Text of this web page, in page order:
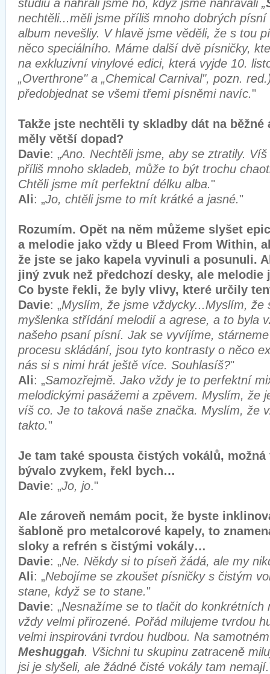
studiu a nahráli jsme ho, když jsme nahrávali „
nechtěli...měli jsme příliš mnoho dobrých
album nevešliy. V hlavě jsme věděli, že s tou
něco speciálního. Máme další dvě písničky,
na exkluzivní vinylové edici, která vyjde 10.
„Overthrone" a „Chemical Carnival", pozn.
předobjednat se všemi třemi písněmi navíc."
Takže jste nechtěli ty skladby dát na běžné
měly větší dopad?
Davie: „Ano. Nechtěli jsme, aby se ztratily.
příliš mnoho skladeb, může to být trochu
Chtěli jsme mít perfektní délku alba."
Ali: „Jo, chtěli jsme to mít krátké a jasné."
Rozumím. Opět na něm můžeme slyšet
a melodie jako vždy u Bleed From Within,
že jste se jako kapela vyvinuli a posunuli.
jiný zvuk než předchozí desky, ale melodie
Co byste řekli, že byly vlivy, které určily
Davie: „Myslím, že jsme vždycky...Myslím, že
myšlenka střídání melodií a agrese, a to byla
našeho psaní písní. Jak se vyvíjíme,
procesu skládání, jsou tyto kontrasty o něco
nás si s nimi hrát ještě více. Souhlasíš?"
Ali: „Samozřejmě. Jako vždy je to perfektní
melodickými pasážemi a zpěvem. Myslím, že
víš co. Je to taková naše značka. Myslím, že
takto."
Je tam také spousta čistých vokálů,
bývalo zvykem, řekl bych…
Davie: „Jo, jo."
Ale zároveň nemám pocit, že byste
šabloně pro metalcorové kapely, to
sloky a refrén s čistými vokály…
Davie: „Ne. Někdy si to píseň žádá, ale my
Ali: „Nebojíme se zkoušet písničky s čistým
stane, když se to stane."
Davie: „Nesnažíme se to tlačit do konkrétních
vždy velmi přirozené. Pořád milujeme tvrdou
velmi inspirováni tvrdou hudbou. Na
Meshuggah. Všichni tu skupinu zatraceně
jsi je slyšeli, ale žádné čisté vokály tam nemají.